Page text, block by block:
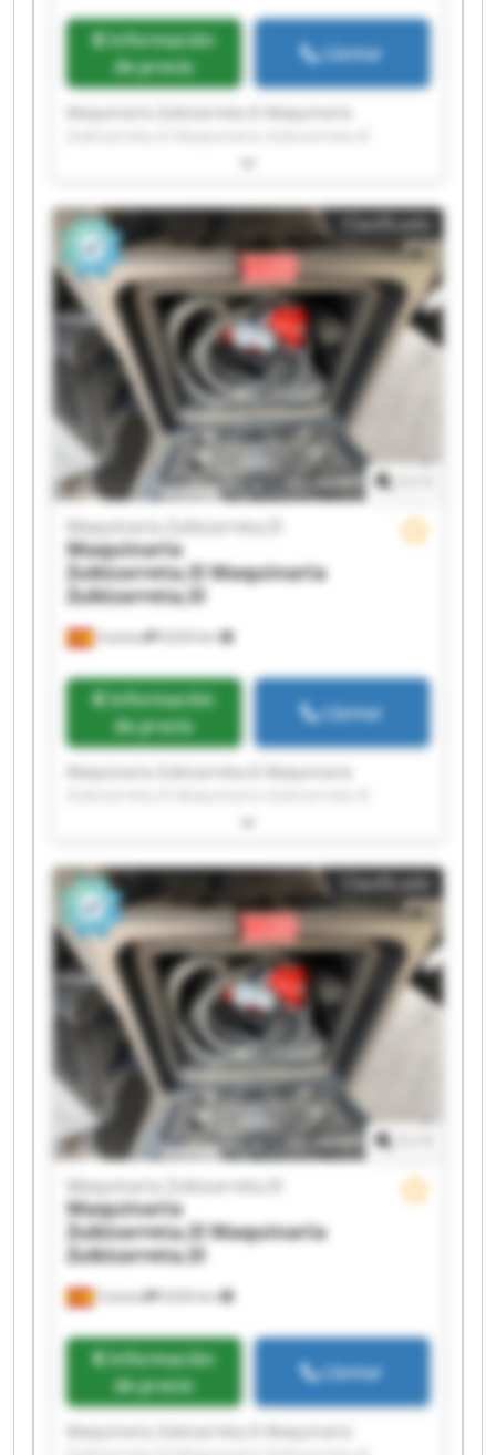
Información
de precio
Llamar
Maquinaria Zubizarreta,Sl Maquinaria
Maquinaria Zubizarreta,Sl Maquinaria
Zubizarreta,Sl Maquinaria Zubizarreta,Sl
Maquinaria Zubizarreta,Sl Maquinaria
Zubizarreta,Sl Maquinaria Zubizarreta,Sl
Maquinaria Zubizarreta,Sl Maquinaria
Zubizarreta,Sl Maquinaria Zubizarreta,Sl
Maquinaria Zubizarreta,Sl Maquinaria
Zubizarreta,Sl Maquinaria Zubizarreta,Sl
Maquinaria Zubizarreta,Sl Maquinaria
Zubizarreta,Sl
Cestona 9,024 km
Maquinaria Zubizarreta,Sl
Maquinaria
Zubizarreta,SlMaquinaria
Zubizarreta,Sl
Información
de precio
Llamar
Maquinaria Zubizarreta,Sl Maquinaria
Maquinaria Zubizarreta,Sl Maquinaria
Zubizarreta,Sl Maquinaria Zubizarreta,Sl
Maquinaria Zubizarreta,Sl Maquinaria
Zubizarreta,Sl Maquinaria Zubizarreta,Sl
Maquinaria Zubizarreta,Sl Maquinaria
Zubizarreta,Sl Maquinaria Zubizarreta,Sl
Maquinaria Zubizarreta,Sl Maquinaria
Zubizarreta,Sl Maquinaria Zubizarreta,Sl
Maquinaria Zubizarreta,Sl Maquinaria
Zubizarreta,Sl
Cestona 9,024 km
Maquinaria Zubizarreta,Sl
Maquinaria
Zubizarreta,SlMaquinaria
Zubizarreta,Sl
Información
de precio
Llamar